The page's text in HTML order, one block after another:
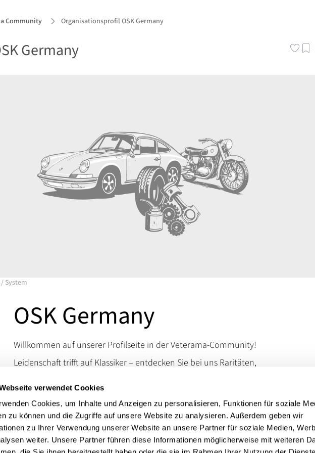
verwendet Cookies
Cookies, um Inhalte und Anzeigen zu personalisieren, Funktionen für soziale
zu können und die Zugriffe auf unsere Website zu analysieren. Außerdem geben wir
zu Ihrer Verwendung unserer Website an unsere Partner für soziale Medien,
weiter. Unsere Partner führen diese Informationen möglicherweise mit weiteren
Community Organisationsprofil OSK Germany
Germany
/ System
OSK Germany
Willkommen auf unserer Profilseite in der Veterama-Community!
Leidenschaft trifft auf Klassiker – entdecken Sie bei uns Raritäten,
lassen. Besuchen Sie uns auf der VETERAMA und tauchen Sie ein in
die Welt klassischen Raritäten.
Bei Rückfragen erreichen Sie uns über unsere Kontaktdaten.
Produktangebot:Autoteile VW Opel